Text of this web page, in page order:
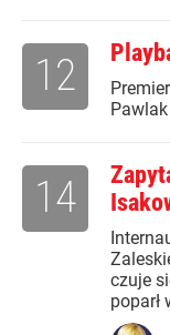
Pawlak
12
czuje
poparł
14